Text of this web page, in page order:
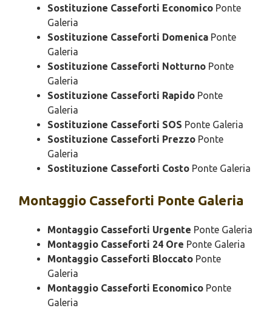
Sostituzione Casseforti Economico Ponte
Galeria
Sostituzione Casseforti Domenica Ponte
Galeria
Sostituzione Casseforti Notturno Ponte
Galeria
Sostituzione Casseforti Rapido Ponte
Galeria
Sostituzione Casseforti SOS Ponte Galeria
Sostituzione Casseforti Prezzo Ponte
Galeria
Sostituzione Casseforti Costo Ponte Galeria
Montaggio Casseforti Ponte Galeria
Montaggio Casseforti Urgente Ponte Galeria
Montaggio Casseforti 24 Ore Ponte Galeria
Montaggio Casseforti Bloccato Ponte
Galeria
Montaggio Casseforti Economico Ponte
Galeria